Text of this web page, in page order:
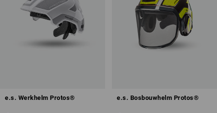
e.s. Werkhelm Protos® e.s. Bosbouwhelm Protos®